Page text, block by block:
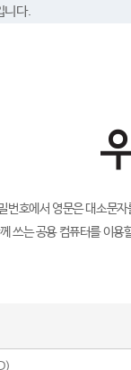
니다.
번호에서 영문은 대소문
쓰는 공용 컴퓨터를 이